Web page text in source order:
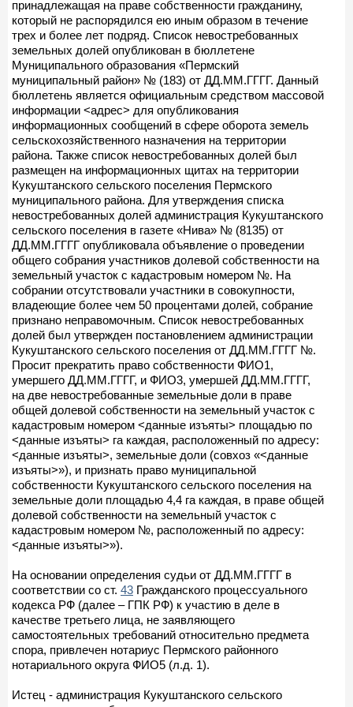
принадлежащая на праве собственности гражданину,
который не распорядился ею иным образом в течение
трех и более лет подряд. Список невостребованных
земельных долей опубликован в бюллетене
Муниципального образования «Пермский
муниципальный район» № (183) от ДД.ММ.ГГГГ. Данный
бюллетень является официальным средством массовой
информации <адрес> для опубликования
информационных сообщений в сфере оборота земель
сельскохозяйственного назначения на территории
района. Также список невостребованных долей был
размещен на информационных щитах на территории
Кукуштанского сельского поселения Пермского
муниципального района. Для утверждения списка
невостребованных долей администрация Кукуштанского
сельского поселения в газете «Нива» № (8135) от
ДД.ММ.ГГГГ опубликовала объявление о проведении
общего собрания участников долевой собственности на
земельный участок с кадастровым номером №. На
собрании отсутствовали участники в совокупности,
владеющие более чем 50 процентами долей, собрание
признано неправомочным. Список невостребованных
долей был утвержден постановлением администрации
Кукуштанского сельского поселения от ДД.ММ.ГГГГ №.
Просит прекратить право собственности ФИО1,
умершего ДД.ММ.ГГГГ, и ФИО3, умершей ДД.ММ.ГГГГ,
на две невостребованные земельные доли в праве
общей долевой собственности на земельный участок с
кадастровым номером <данные изъяты> площадью по
<данные изъяты> га каждая, расположенный по адресу:
<данные изъяты>, земельные доли (совхоз «<данные
изъяты>»), и признать право муниципальной
собственности Кукуштанского сельского поселения на
земельные доли площадью 4,4 га каждая, в праве общей
долевой собственности на земельный участок с
кадастровым номером №, расположенный по адресу:
<данные изъяты>»).
На основании определения судьи от ДД.ММ.ГГГГ в
соответствии со ст. 43 Гражданского процессуального
кодекса РФ (далее – ГПК РФ) к участию в деле в
качестве третьего лица, не заявляющего
самостоятельных требований относительно предмета
спора, привлечен нотариус Пермского районного
нотариального округа ФИО5 (л.д. 1).
Истец - администрация Кукуштанского сельского